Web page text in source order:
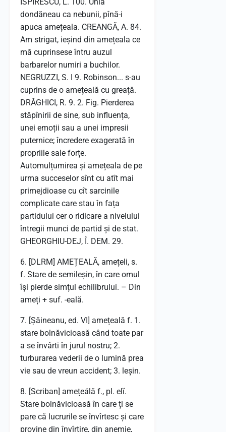
dondăneau ca nebunii, pînă-i
apuca amețeala. CREANGĂ, A. 84.
Am strigat, ieșind din amețeala ce
mă cuprinsese întru auzul
barbarelor numiri a buchilor.
NEGRUZZI, S. I 9. Robinson... s-au
cuprins de o amețeală cu greață.
DRĂGHICI, R. 9. 2. Fig. Pierderea
stăpînirii de sine, sub influența,
unei emoții sau a unei impresii
puternice; încredere exagerată în
propriile sale forțe.
Automulțumirea și amețeala de pe
urma succeselor sînt cu atît mai
primejdioase cu cît sarcinile
complicate care stau în fața
partidului cer o ridicare a nivelului
întregii munci de partid și de stat.
GHEORGHIU-DEJ, Î. DEM. 29.
6. [DLRM] AMEȚEALĂ, amețeli, s.
f. Stare de semileșin, în care omul
își pierde simțul echilibrului. – Din
ameți + suf. -eală.
7. [Șăineanu, ed. VI] amețeală f. 1.
stare bolnăvicioasă când toate par
a se învârti în jurul nostru; 2.
turburarea vederii de o lumină prea
vie sau de vreun accident; 3. leșin.
8. [Scriban] amețeálă f., pl. elĭ.
Stare bolnăvicioasă în care ți se
pare că lucrurile se învîrtesc și care
provine din învîrtire, din anemie,